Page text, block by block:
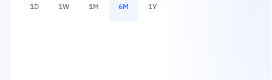
1D 1W 1M 6M 1Y